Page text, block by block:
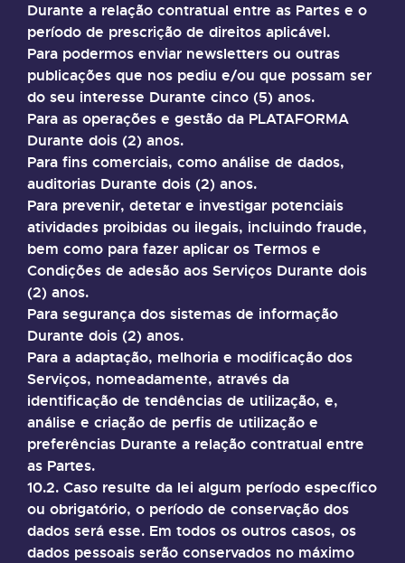
Durante a relação contratual entre as Partes e o
período de prescrição de direitos aplicável.
Para podermos enviar newsletters ou outras
publicações que nos pediu e/ou que possam ser
do seu interesse Durante cinco (5) anos.
Para as operações e gestão da PLATAFORMA
Durante dois (2) anos.
Para fins comerciais, como análise de dados,
auditorias Durante dois (2) anos.
Para prevenir, detetar e investigar potenciais
atividades proibidas ou ilegais, incluindo fraude,
bem como para fazer aplicar os Termos e
Condições de adesão aos Serviços Durante dois
(2) anos.
Para segurança dos sistemas de informação
Durante dois (2) anos.
Para a adaptação, melhoria e modificação dos
Serviços, nomeadamente, através da
identificação de tendências de utilização, e,
análise e criação de perfis de utilização e
preferências Durante a relação contratual entre
as Partes.
10.2. Caso resulte da lei algum período específico
ou obrigatório, o período de conservação dos
dados será esse. Em todos os outros casos, os
dados pessoais serão conservados no máximo